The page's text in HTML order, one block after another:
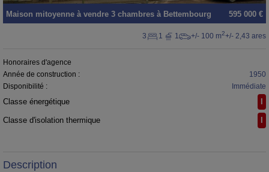
595 000 €
Maison mitoyenne à vendre 3 chambres à Bettembourg
3 1 1 +/- 100 m2+/- 2,43 ares
Honoraires d'agence
Année de construction :
1950
Disponibilité :
Immédiate
Classe énergétique I
Classe d'isolation thermique I
Description